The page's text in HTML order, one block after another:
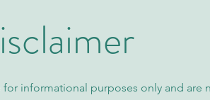
informational purposes only and